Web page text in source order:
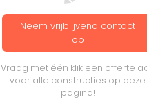
Neem vrijblijvend contact
op
Vraag met één klik een offerte
voor alle constructies op deze
pagina!